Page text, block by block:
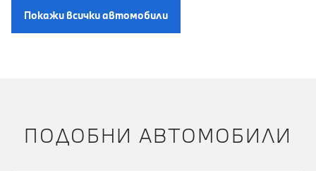
Покажи всички автомобили
ПОДОБНИ АВТОМОБИЛИ